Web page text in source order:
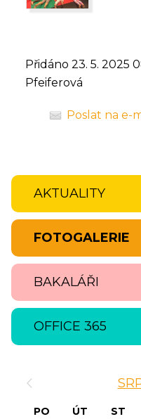
Přidáno 23. 5. 2025
Pfeiferová
Poslat na e-
AKTUALITY
FOTOGALERIE
BAKALÁŘI
OFFICE 365
PO ÚT ST